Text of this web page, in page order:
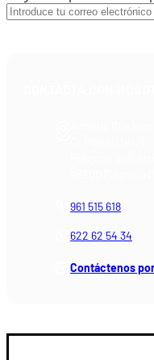
961 515 618
622 62 54 34
Contáctenos